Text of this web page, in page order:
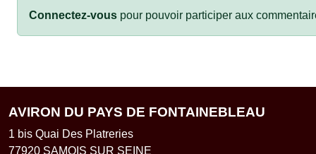
Connectez-vous pour pouvoir participer aux
AVIRON DU PAYS DE FONTAINEBLEAU
1 bis Quai Des Platreries
77920 SAMOIS SUR SEINE